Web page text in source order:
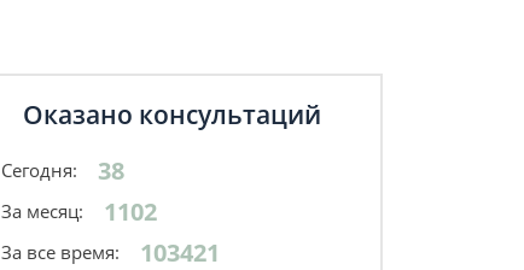
Оказано консультаций
Сегодня: 38
За месяц: 1102
За все время: 103421